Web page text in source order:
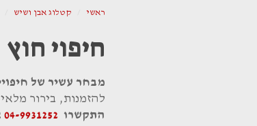
ראשי קטלוג אבן ושיש
חיפוי חוץ
מבחר עשיר של
להזמנות, בירור
התקשרו 04-9931252